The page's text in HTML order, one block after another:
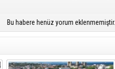
Bu habere henüz yorum eklenmemiştir.